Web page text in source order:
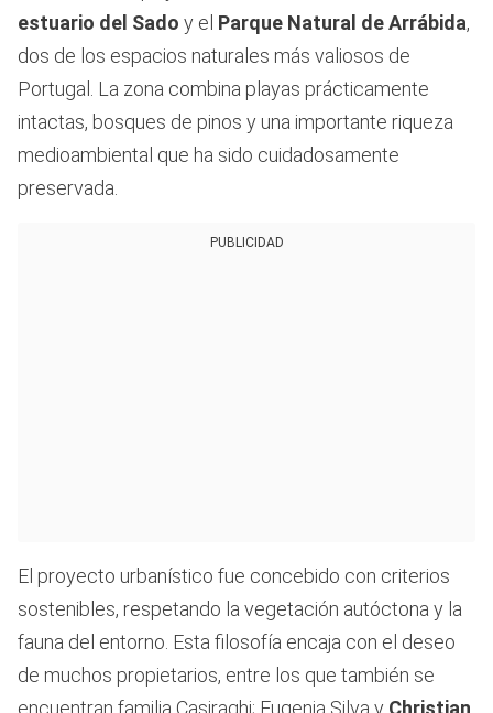
estuario del Sado y el Parque Natural de Arrábida,
dos de los espacios naturales más valiosos de
Portugal. La zona combina playas prácticamente
intactas, bosques de pinos y una importante riqueza
medioambiental que ha sido cuidadosamente
preservada.
PUBLICIDAD
El proyecto urbanístico fue concebido con criterios
sostenibles, respetando la vegetación autóctona y la
fauna del entorno. Esta filosofía encaja con el deseo
de muchos propietarios, entre los que también se
encuentran familia Casiraghi; Eugenia Silva y Christian